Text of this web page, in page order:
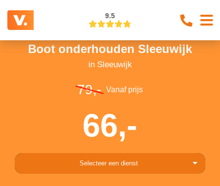
9.5
Boot onderhouden Sleeuwijk
in Sleeuwijk
79,- Vanaf prijs
66,-
Selecteer een dienst